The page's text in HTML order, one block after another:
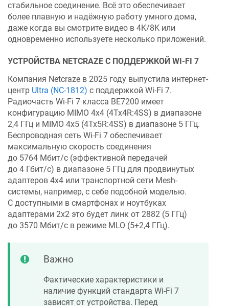
стабильное соединение. Всё это обеспечивает
более плавную и надёжную работу умного дома,
даже когда вы смотрите видео в 4K/8K или
одновременно используете несколько приложений.
УСТРОЙСТВА NETCRAZE С ПОДДЕРЖКОЙ WI-FI 7
Компания Netcraze в 2025 году выпустила интернет-
центр Ultra (NC-1812) с поддержкой Wi-Fi 7.
Радиочасть Wi-Fi 7 класса BE7200 имеет
конфигурацию MIMO 4x4 (4Tx4R:4SS) в диапазоне
2,4 ГГц и MIMO 4x5 (4Tx5R:4SS) в диапазоне 5 ГГц.
Беспроводная сеть Wi-Fi 7 обеспечивает
максимальную скорость соединения
до 5764 Мбит/с (эффективной передачей
до 4 Гбит/с) в диапазоне 5 ГГц для продвинутых
адаптеров 4х4 или транспортной сети Mesh-
системы, например, с себе подобной моделью.
С доступными в смартфонах и ноутбуках
адаптерами 2х2 это будет линк от 2882 (5 ГГц)
до 3570 Мбит/с в режиме MLO (5+2,4 ГГц).
Важно
Фактические характеристики и
наличие функций стандарта Wi-Fi 7
зависят от устройства. Перед